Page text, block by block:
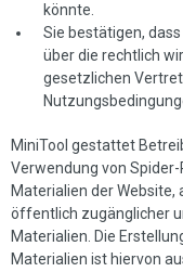
könnte.
Sie bestätigen,
über die rechtlich
gesetzlichen
MiniTool gestattet
Verwendung von
Materialien der
öffentlich zugänglicher
Materialien. Die
Materialien ist hiervon